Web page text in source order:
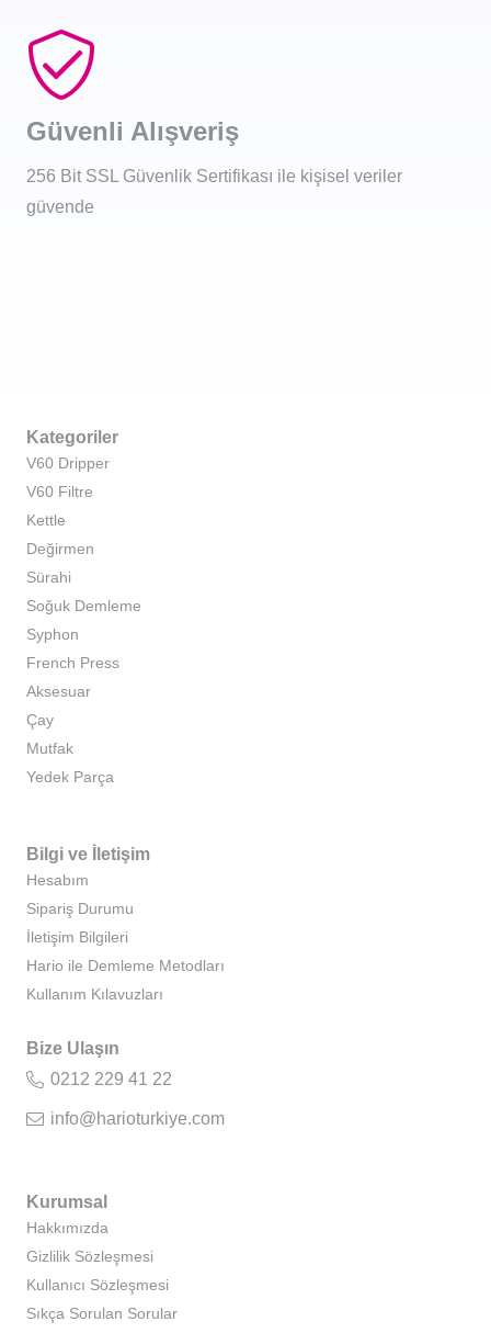
Güvenli Alışveriş
256 Bit SSL Güvenlik Sertifikası ile kişisel veriler
güvende
Kategoriler
V60 Dripper
V60 Filtre
Kettle
Değirmen
Sürahi
Soğuk Demleme
Syphon
French Press
Aksesuar
Çay
Mutfak
Yedek Parça
Bilgi ve İletişim
Hesabım
Sipariş Durumu
İletişim Bilgileri
Hario ile Demleme Metodları
Kullanım Kılavuzları
Bize Ulaşın
0212 229 41 22
info@harioturkiye.com
Kurumsal
Hakkımızda
Gizlilik Sözleşmesi
Kullanıcı Sözleşmesi
Sıkça Sorulan Sorular